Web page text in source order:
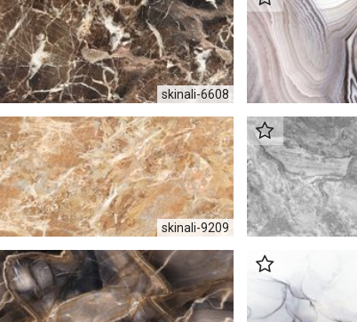
skinali-6608
skinali-9209